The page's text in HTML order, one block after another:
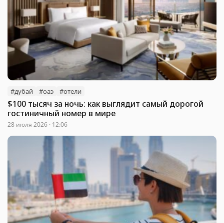
#дубай #оаэ #отели
$100 тысяч за ночь: как выглядит самый дорогой
гостиничный номер в мире
28 июля 2026 · 12:06